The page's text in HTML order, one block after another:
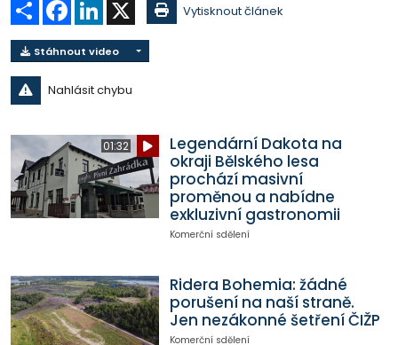
Vytisknout článek
Stáhnout video
Nahlásit chybu
01:32
Legendární Dakota na
okraji Bělského lesa
prochází masivní
proměnou a nabídne
exkluzivní gastronomii
Komerční sdělení
Ridera Bohemia: žádné
porušení na naší straně.
Jen nezákonné šetření ČIŽP
Komerční sdělení